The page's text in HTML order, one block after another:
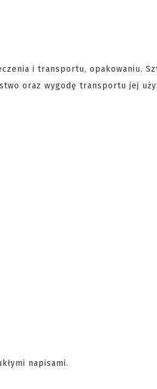
i transportu, opakowaniu.
oraz wygodę transportu jej
napisami.